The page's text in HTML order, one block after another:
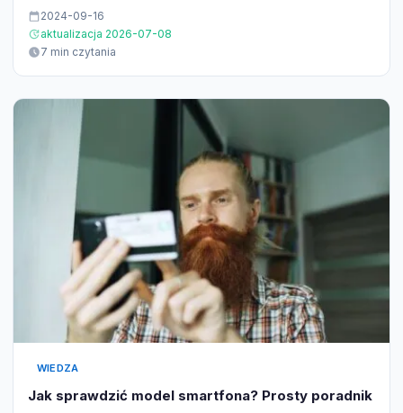
2024-09-16
aktualizacja 2026-07-08
7 min czytania
WIEDZA
Jak sprawdzić model smartfona? Prosty poradnik